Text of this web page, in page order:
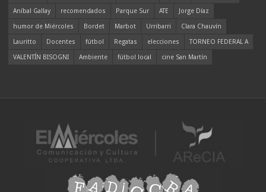
Aníbal Gallay
recomendados Parque Sur ATE
Jorge Díaz
humor de Miércoles
Bordet Marbot Urribarri
Clara Chauvín
Lauritto
Docentes fútbol Regatas elecciones
TORNEO FEDERAL A
VALENTÍN BISOGNI
Ambiente fútbol local cine San Martín